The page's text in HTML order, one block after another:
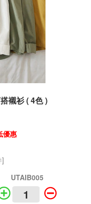
襯衫 ( 4色 )
優惠
]
UTAIB005